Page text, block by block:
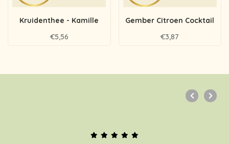
Kruidenthee - Kamille
€5,56
Gember Citroen Cocktail
€3,87